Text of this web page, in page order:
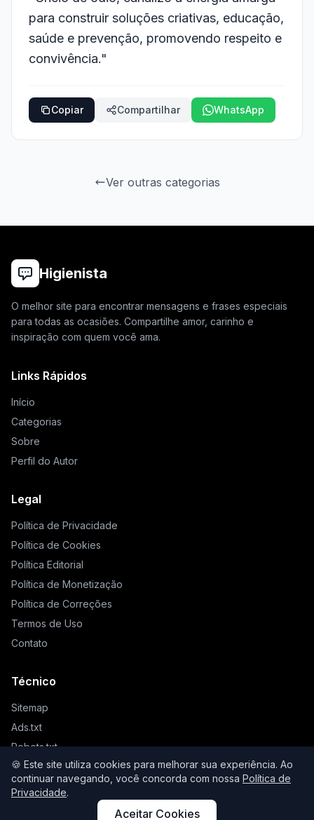
🍪 Este site utiliza cookies para melhorar sua experiência. Ao
continuar navegando, você concorda com nossa Política de
Privacidade.
Aceitar Cookies
para construir soluções criativas, educação,
saúde e prevenção, promovendo respeito e
convivência."
Copiar Compartilhar WhatsApp
Ver outras categorias
Higienista
O melhor site para encontrar mensagens e frases especiais
para todas as ocasiões. Compartilhe amor, carinho e
inspiração com quem você ama.
Links Rápidos
Início
Categorias
Sobre
Perfil do Autor
Legal
Política de Privacidade
Política de Cookies
Política Editorial
Política de Monetização
Política de Correções
Termos de Uso
Contato
Técnico
Sitemap
Ads.txt
Robots.txt
Llms.txt